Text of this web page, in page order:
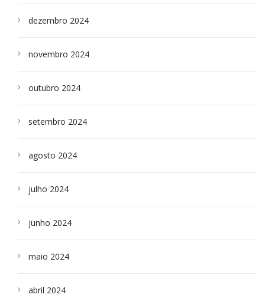
dezembro 2024
novembro 2024
outubro 2024
setembro 2024
agosto 2024
julho 2024
junho 2024
maio 2024
abril 2024